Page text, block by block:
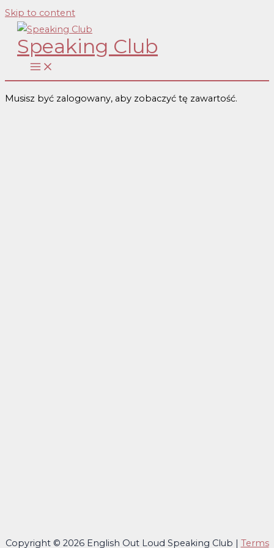
Skip to content
Speaking Club
Musisz być zalogowany, aby zobaczyć tę zawartość.
Copyright © 2026 English Out Loud Speaking Club | Terms